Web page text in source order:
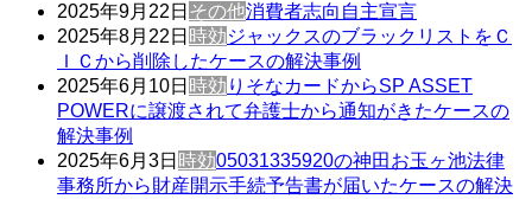
2025年9月22日 その他消費者志向自主宣言
2025年8月22日 時効ジャックスのブラックリストをＣ
ＩＣから削除したケースの解決事例
2025年6月10日 時効 りそなカードからSP ASSET
POWERに譲渡されて弁護士から通知がきたケースの
解決事例
2025年6月3日 時効05031335920の神田お玉ヶ池法律
事務所から財産開示手続予告書が届いたケースの解決